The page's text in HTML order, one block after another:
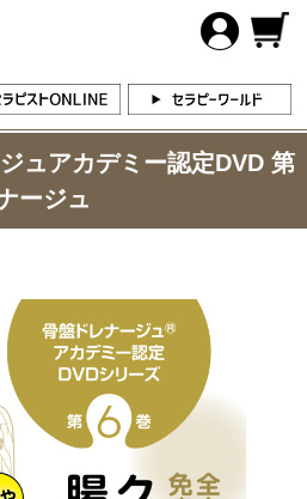
ュアカデミー認定DVD 第
ージュ